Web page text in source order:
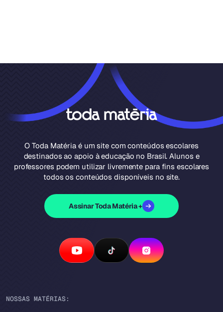
O Toda Matéria é um site com conteúdos escolares
destinados ao apoio à educação no Brasil. Alunos e
professores podem utilizar livremente para fins escolares
todos os conteúdos disponíveis no site.
Assinar Toda Matéria +
NOSSAS MATÉRIAS: